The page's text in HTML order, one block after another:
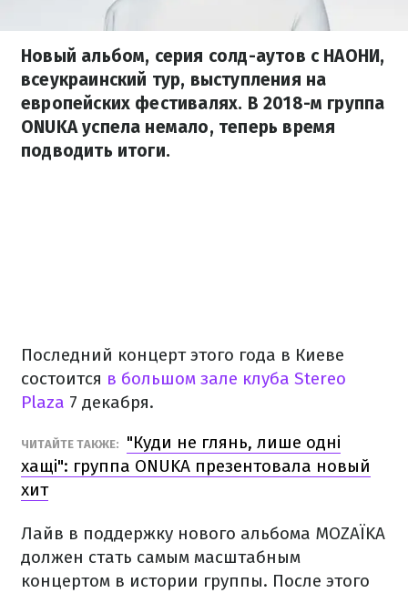
Новый альбом, серия солд-аутов с НАОНИ,
всеукраинский тур, выступления на
европейских фестивалях. В 2018-м группа
ONUKA успела немало, теперь время
подводить итоги.
Последний концерт этого года в Киеве
состоится в большом зале клуба Stereo
Plaza 7 декабря.
ЧИТАЙТЕ ТАКЖЕ:
"Куди не глянь, лише одні
хащі": группа ONUKA презентовала новый
хит
Лайв в поддержку нового альбома MOZAЇKA
должен стать самым масштабным
концертом в истории группы. После этого